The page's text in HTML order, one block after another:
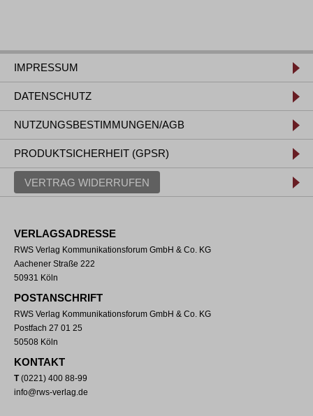
IMPRESSUM
DATENSCHUTZ
NUTZUNGSBESTIMMUNGEN/AGB
PRODUKTSICHERHEIT (GPSR)
VERTRAG WIDERRUFEN
VERLAGSADRESSE
RWS Verlag Kommunikationsforum GmbH & Co. KG
Aachener Straße 222
50931 Köln
POSTANSCHRIFT
RWS Verlag Kommunikationsforum GmbH & Co. KG
Postfach 27 01 25
50508 Köln
KONTAKT
T(0221) 400 88-99
info@rws-verlag.de